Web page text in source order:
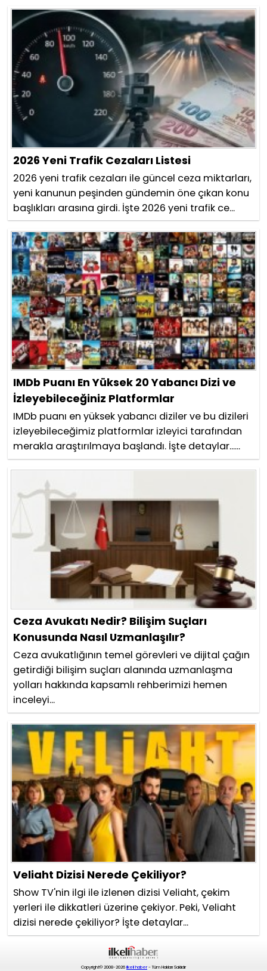
2026 Yeni Trafik Cezaları Listesi
2026 yeni trafik cezaları ile güncel ceza miktarları,
yeni kanunun peşinden gündemin öne çıkan konu
başlıkları arasına girdi. İşte 2026 yeni trafik ce...
IMDb Puanı En Yüksek 20 Yabancı Dizi ve
İzleyebileceğiniz Platformlar
IMDb puanı en yüksek yabancı diziler ve bu dizileri
izleyebileceğimiz platformlar izleyici tarafından
merakla araştırılmaya başlandı. İşte detaylar......
Ceza Avukatı Nedir? Bilişim Suçları
Konusunda Nasıl Uzmanlaşılır?
Ceza avukatlığının temel görevleri ve dijital çağın
getirdiği bilişim suçları alanında uzmanlaşma
yolları hakkında kapsamlı rehberimizi hemen
inceleyi...
Veliaht Dizisi Nerede Çekiliyor?
Show TV'nin ilgi ile izlenen dizisi Veliaht, çekim
yerleri ile dikkatleri üzerine çekiyor. Peki, Veliaht
dizisi nerede çekiliyor? İşte detaylar...
Copyright© 2008-2026ilkeli haber- Tüm Hakları Saklıdır